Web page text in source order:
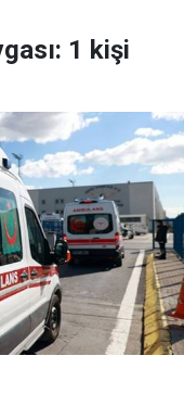
1 kişi